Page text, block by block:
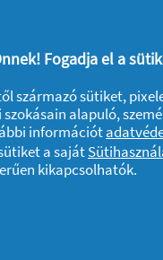
Fogadja el a
származó sütiket,
alapuló,
információt
a saját
kikapcsolhatók.